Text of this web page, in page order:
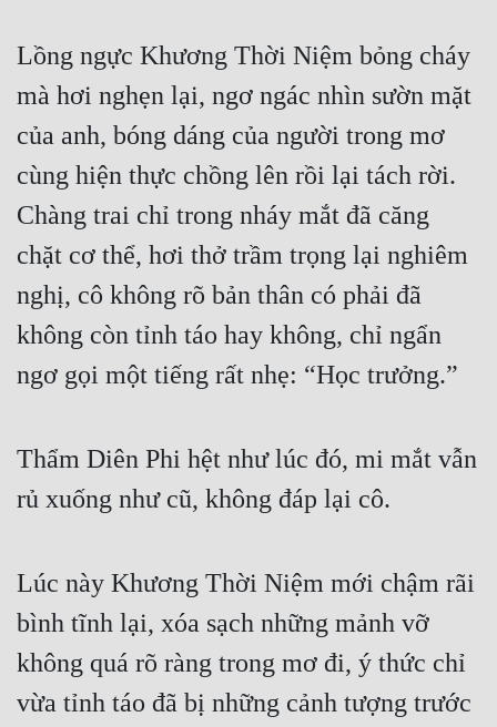
Lồng ngực Khương Thời Niệm bỏng cháy
mà hơi nghẹn lại, ngơ ngác nhìn sườn mặt
của anh, bóng dáng của người trong mơ
cùng hiện thực chồng lên rồi lại tách rời.
Chàng trai chỉ trong nháy mắt đã căng
chặt cơ thể, hơi thở trầm trọng lại nghiêm
nghị, cô không rõ bản thân có phải đã
không còn tỉnh táo hay không, chỉ ngẩn
ngơ gọi một tiếng rất nhẹ: “Học trưởng.”
Thẩm Diên Phi hệt như lúc đó, mi mắt vẫn
rủ xuống như cũ, không đáp lại cô.
Lúc này Khương Thời Niệm mới chậm rãi
bình tĩnh lại, xóa sạch những mảnh vỡ
không quá rõ ràng trong mơ đi, ý thức chỉ
vừa tỉnh táo đã bị những cảnh tượng trước